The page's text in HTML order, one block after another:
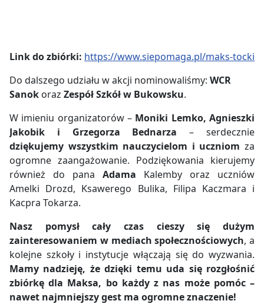
Link do zbiórki: https://www.siepomaga.pl/maks-tocki
Do dalszego udziału w akcji nominowaliśmy: WCR
Sanok oraz Zespół Szkół w Bukowsku.
W imieniu organizatorów – Moniki Lemko, Agnieszki
Jakobik i Grzegorza Bednarza – serdecznie
dziękujemy wszystkim nauczycielom i uczniom za
ogromne zaangażowanie. Podziękowania kierujemy
również do pana Adama Kalemby oraz uczniów
Amelki Drozd, Ksawerego Bulika, Filipa Kaczmara i
Kacpra Tokarza.
Nasz pomysł cały czas cieszy się dużym
zainteresowaniem w mediach społecznościowych, a
kolejne szkoły i instytucje włączają się do wyzwania.
Mamy nadzieję, że dzięki temu uda się rozgłośnić
zbiórkę dla Maksa, bo każdy z nas może pomóc –
nawet najmniejszy gest ma ogromne znaczenie!